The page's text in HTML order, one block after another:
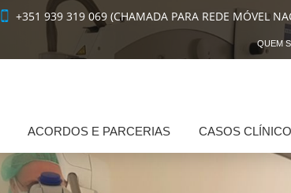
+351 939 319 069 (CHAMADA PARA REDE MÓVEL
QUEM
ACORDOS E PARCERIAS CASOS